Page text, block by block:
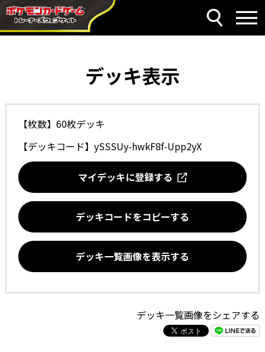
デッキ表示
【枚数】60枚デッキ
【デッキコード】 ySSSUy-hwkF8f-Upp2yX
マイデッキに登録する
デッキコードをコピーする
デッキ一覧画像を表示する
デッキ一覧画像をシェアする